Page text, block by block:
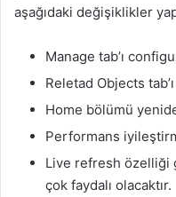
aşağıdaki değişiklikler
Manage tab’ı
Reletad Objects tab’ı
Home bölümü
Performans
Live refresh özelliği
çok faydalı olacaktır.